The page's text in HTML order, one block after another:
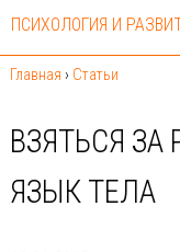
ПСИХОЛОГИЯ И
Главная › Статьи
ВЗЯТЬСЯ ЗА
ЯЗЫК ТЕЛА